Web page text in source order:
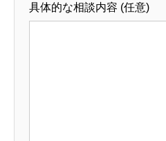
具体的な相談内容 (任意)